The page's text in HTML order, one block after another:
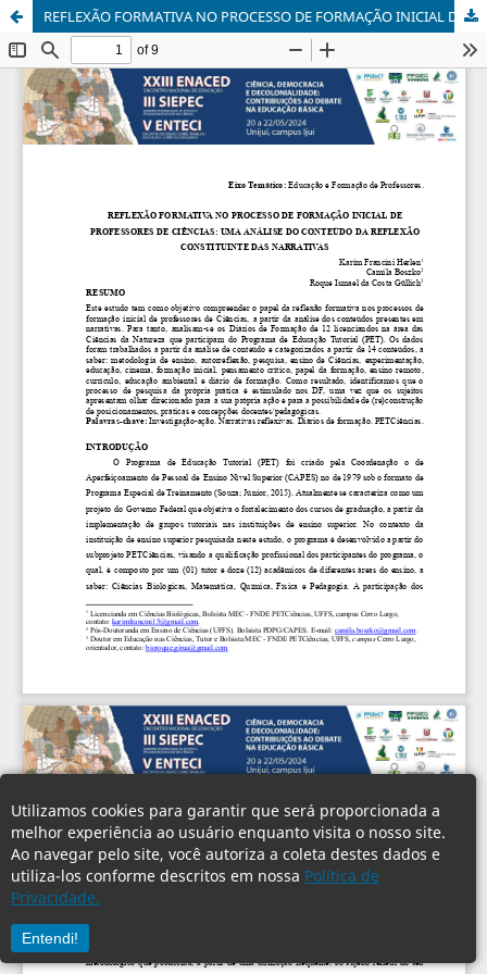
Utilizamos cookies para garantir que será proporcionada a
melhor experiência ao usuário enquanto visita o nosso site.
Ao navegar pelo site, você autoriza a coleta destes dados e
utiliza-los conforme descritos em nossa Política de
Privacidade.
Entendi!
REFLEXÃO FORMATIVA NO PROCESSO DE FORMAÇÃO INICIAL DE PROFESSORES DE CIÊNCIAS: UMA ANÁLISE DO CONTEÚDO DA REFLEXÃO CONSTITUINTE DAS NARRATIVAS